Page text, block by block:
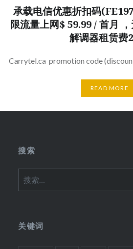
承载电信优惠折扣码
限流量上网$ 59.99 / 首月
解调器租赁费
Carrytel.ca promotion code
READ MORE
搜索
索：
关键词